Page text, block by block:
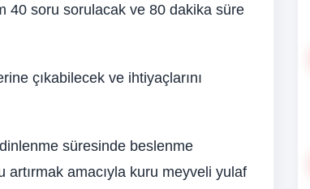
40 soru sorulacak ve 80 dakika süre
çıkabilecek ve ihtiyaçlarını
süresinde beslenme
artırmak amacıyla kuru meyveli yulaf